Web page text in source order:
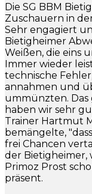
Die SG BBM
Zuschauern in
Sehr engagiert
Bietigheimer
Weißen, die eins
Immer wieder
technische
annahmen und
ummünzten.
haben wir sehr
Trainer Hartmut
bemängelte,
frei Chancen
der Bietigheimer,
Primoz Prost
präsent.